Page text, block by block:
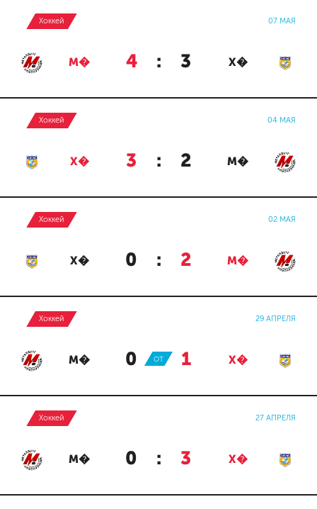
Хоккей 07 МАЯ
М� 4 : 3 Х�
Хоккей 04 МАЯ
Х� 3 : 2 М�
Хоккей 02 МАЯ
Х� 0 : 2 М�
Хоккей 29 АПРЕЛЯ
М� 0 : 1 Х�
ОТ
Хоккей 27 АПРЕЛЯ
М� 0 : 3 Х�